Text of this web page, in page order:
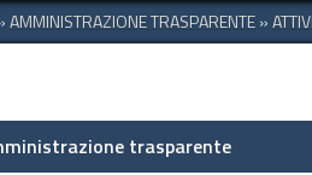
AMMINISTRAZIONE TRASPARENTE»
trasparente